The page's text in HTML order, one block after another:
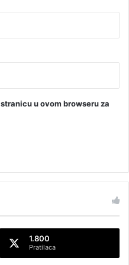
u ovom browseru za
1.800
Pratilaca